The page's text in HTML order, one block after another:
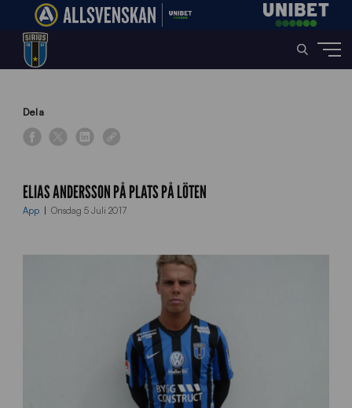
Home»
Dela
ELIAS ANDERSSON PÅ PLATS PÅ LÖTEN
App Onsdag 5 Juli 2017